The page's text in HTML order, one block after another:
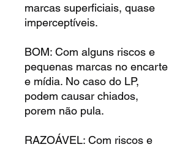
marcas superficiais, quase
imperceptíveis.
BOM: Com alguns riscos e
pequenas marcas no encarte
e mídia. No caso do LP,
podem causar chiados,
porem não pula.
RAZOÁVEL: Com riscos e